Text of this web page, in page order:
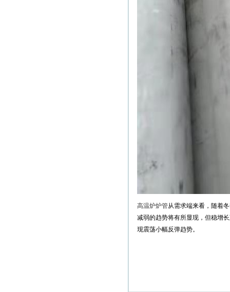
高温炉炉管从需求端来看，随着
减弱的趋势将有所显现，但稳增
现震荡小幅反弹趋势。